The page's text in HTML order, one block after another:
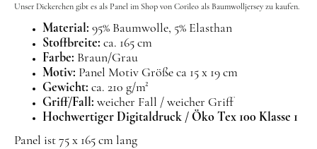
Unser Dickerchen gibt es als Panel im Shop von Corileo als Baumwolljersey zu kaufen.
Material: 95% Baumwolle, 5% Elasthan
Stoffbreite: ca. 165 cm
Farbe: Braun/Grau
Motiv: Panel Motiv Größe ca 15 x 19 cm
Gewicht: ca. 210 g/m²
Griff/Fall: weicher Fall / weicher Griff
Hochwertiger Digitaldruck / Öko Tex 100 Klasse 1
Panel ist 75 x 165 cm lang